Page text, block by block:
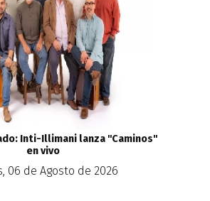
Inti-Illimani lanza ''Caminos''
en vivo
06 de Agosto de 2026